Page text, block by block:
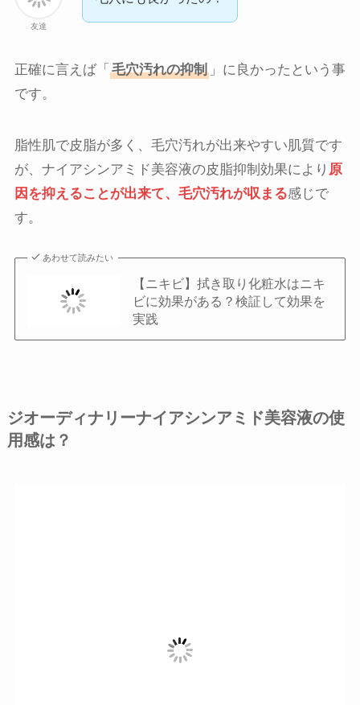
友達
正確に言えば「 毛穴汚れの抑制」に良かったという事
です。
脂性肌で皮脂が多く、毛穴汚れが出来やすい肌質です
が、ナイアシンアミド美容液の皮脂抑制効果により 原
因を抑えることが出来て、毛穴汚れが収まる感じで
す。
あわせて読みたい
【ニキビ】拭き取り化粧水はニキ
ビに効果がある？検証して効果を
実践
ジオーディナリーナイアシンアミド美容液の使
用感は？